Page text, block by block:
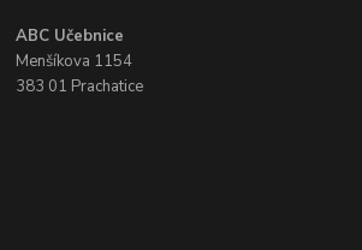
ABC Učebnice
Menšíkova 1154
383 01 Prachatice